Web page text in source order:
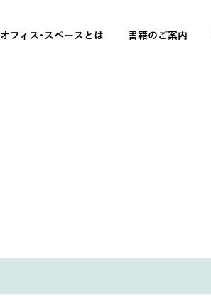
オフィス･スペースとは 書籍のご案内